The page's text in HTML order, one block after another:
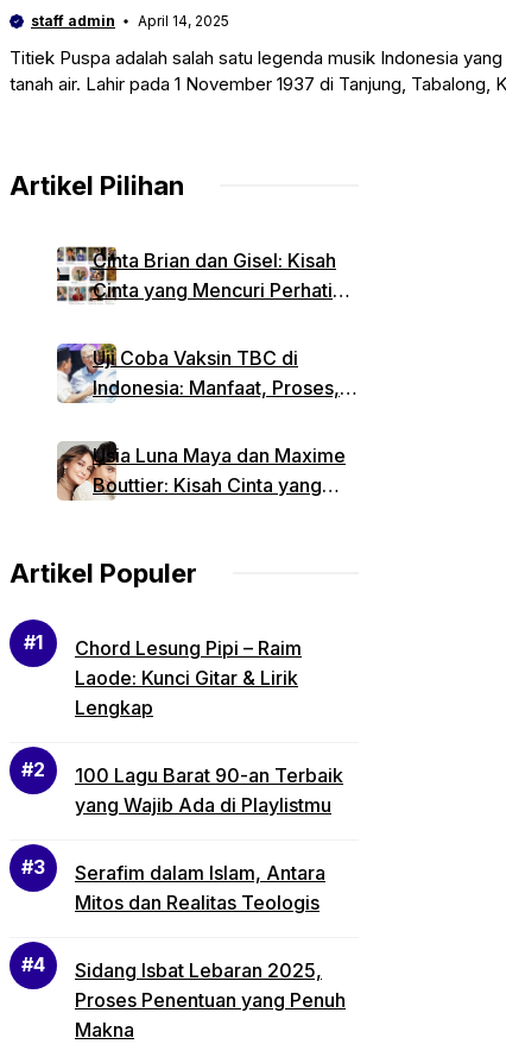
staff admin April 14, 2025
Titiek Puspa adalah salah satu legenda musik Indonesia
tanah air. Lahir pada 1 November 1937 di Tanjung, Tabalong,
Artikel Pilihan
Cinta Brian dan Gisel: Kisah
Cinta yang Mencuri Perhatian
Uji Coba Vaksin TBC di
Indonesia: Manfaat, Proses,
Usia Luna Maya dan Maxime
Bouttier: Kisah Cinta yang
Artikel Populer
Chord Lesung Pipi – Raim
Laode: Kunci Gitar & Lirik
Lengkap
100 Lagu Barat 90-an Terbaik
yang Wajib Ada di Playlistmu
Serafim dalam Islam, Antara
Mitos dan Realitas Teologis
Sidang Isbat Lebaran 2025,
Proses Penentuan yang Penuh
Makna